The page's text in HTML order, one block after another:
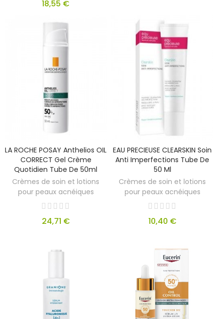
18,55 €
LA ROCHE POSAY Anthelios OIL
CORRECT Gel Crème
Quotidien Tube De 50ml
Crèmes de soin et lotions
pour peaux acnéiques
24,71 €
EAU PRECIEUSE CLEARSKIN Soin
Anti Imperfections Tube De
50 Ml
Crèmes de soin et lotions
pour peaux acnéiques
10,40 €